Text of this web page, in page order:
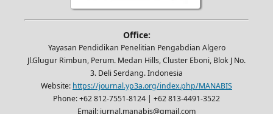
Office:
Yayasan Pendidikan Penelitian Pengabdian Algero
Jl.Glugur Rimbun, Perum. Medan Hills, Cluster Eboni, Blok J No.
3. Deli Serdang. Indonesia
Website: https://journal.yp3a.org/index.php/MANABIS
Phone: +62 812-7551-8124 | +62 813-4491-3522
Email: jurnal.manabis@gmail.com